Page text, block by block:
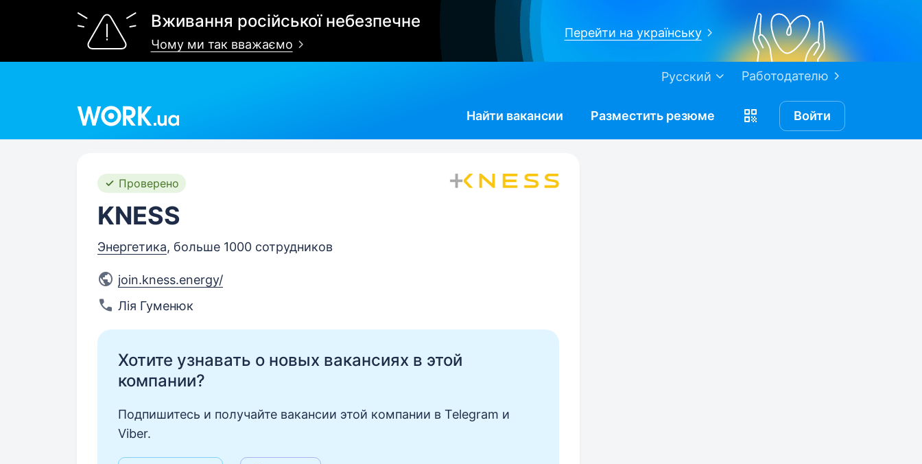
Вживання російської небезпечне
Чому ми так вважаємо
Перейти на українську
Работодателю
Русский
Найти вакансии Разместить резюме Войти
Проверено
KNESS
Энергетика, больше 1000 сотрудников
join.kness.energy/
Лія Гуменюк
Хотите узнавать о новых вакансиях в этой
компании?
Подпишитесь и получайте вакансии этой компании в Telegram и
Viber.